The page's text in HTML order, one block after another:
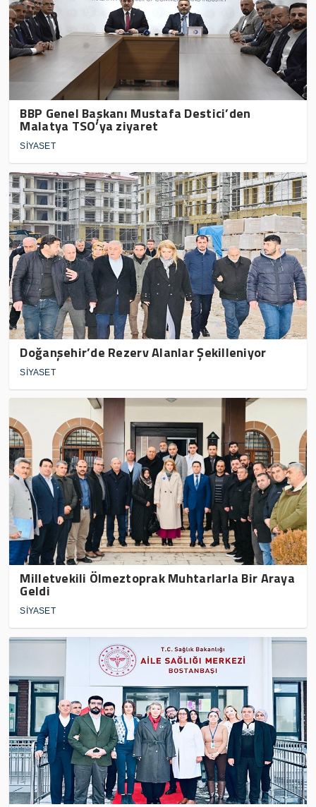
BBP Genel Başkanı Mustafa Destici’den
Malatya TSO’ya ziyaret
SİYASET
Doğanşehir’de Rezerv Alanlar Şekilleniyor
SİYASET
Milletvekili Ölmeztoprak Muhtarlarla Bir Araya
Geldi
SİYASET